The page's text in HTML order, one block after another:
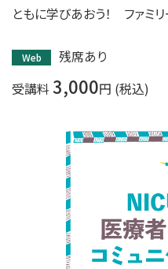
ともに学びあおう！ ファミ
Web
残席あり
受講料 3,000円 (税込)